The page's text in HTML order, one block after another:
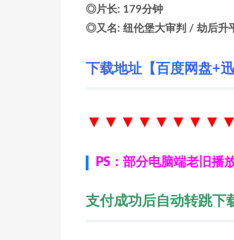
◎片长: 179分钟
◎又名: 纽伦堡大审判 / 劫后升
下载地址【百度网盘+
▼▼▼▼▼▼ ▼▼▼
PS：部分电脑端老旧播
支付成功后自动转跳下